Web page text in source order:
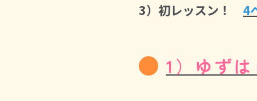
3）初レッスン！
4
1）ゆず